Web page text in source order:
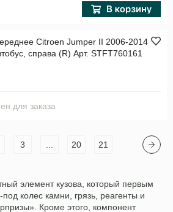
Jumper II 2006-2014
справа (R) Арт. STFT760161
для заказа
3 20 21
элемент кузова, который первым
колес камни, грязь, реагенты и
Кроме этого, компонент